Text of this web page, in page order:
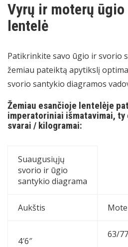
Vyrų ir moterų
lentelė
Patikrinkite savo ūgio ir svorio
žemiau pateiktą apytikslį
svorio santykio diagramos
Žemiau esančioje lentelėje
imperatoriniai išmatavimai,
svarai / kilogramai:
Suaugusiųjų
svorio ir ūgio
santykio diagrama
Aukštis
4′6″
63/